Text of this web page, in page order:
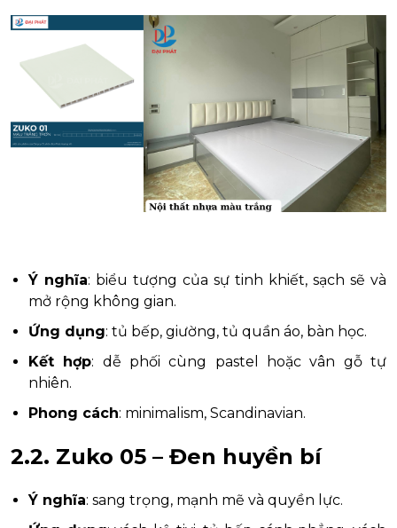
Ý nghĩa: biểu tượng của sự tinh khiết, sạch sẽ và
mở rộng không gian.
Ứng dụng: tủ bếp, giường, tủ quần áo, bàn học.
Kết hợp: dễ phối cùng pastel hoặc vân gỗ tự
nhiên.
Phong cách: minimalism, Scandinavian.
2.2. Zuko 05 – Đen huyền bí
Ý nghĩa: sang trọng, mạnh mẽ và quyền lực.